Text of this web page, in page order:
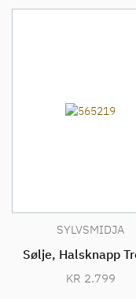
SYLVSMIDJA
Sølje, Halsknapp
KR 2.799